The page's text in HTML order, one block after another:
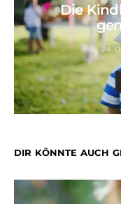
Die
24.
DIR KÖNNTE AUCH